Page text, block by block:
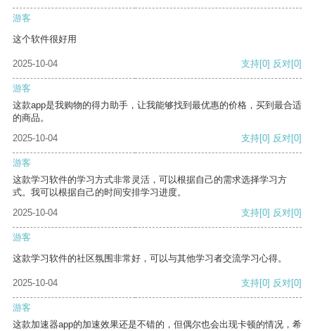
游客
这个软件很好用
2025-10-04 支持[0] 反对[0]
游客
这款app是我购物的得力助手，让我能够找到最优惠的价格，买到最合适
的商品。
2025-10-04
支持[0] 反对[0]
游客
这款学习软件的学习方式非常灵活，可以根据自己的需求选择学习方
式。我可以根据自己的时间安排学习进度。
2025-10-04
支持[0] 反对[0]
游客
这款学习软件的社区氛围非常好，可以与其他学习者交流学习心得。
2025-10-04 支持[0] 反对[0]
游客
这款加速器app的加速效果还是不错的，但偶尔也会出现卡顿的情况，希